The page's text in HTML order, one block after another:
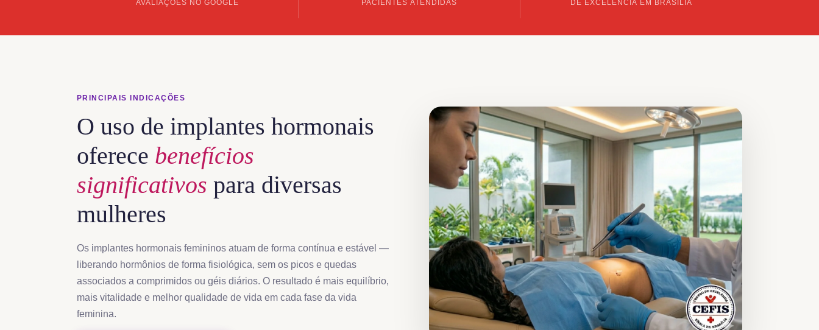
AVALIAÇÕES NO GOOGLE PACIENTES ATENDIDAS DE EXCELÊNCIA EM BRASÍLIA
PRINCIPAIS INDICAÇÕES
O uso de implantes hormonais
oferece benefícios
significativos para diversas
mulheres
Os implantes hormonais femininos atuam de forma contínua e estável —
liberando hormônios de forma fisiológica, sem os picos e quedas
associados a comprimidos ou géis diários. O resultado é mais equilíbrio,
mais vitalidade e melhor qualidade de vida em cada fase da vida
feminina.